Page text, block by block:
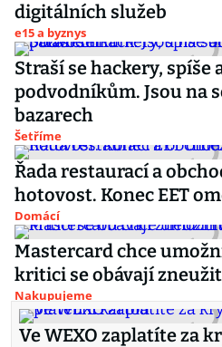
digitálních služeb
e15 a byznys
Straší se hackery, spíše
podvodníkům. Jsou na
bazarech
Šetříme
Řada restaurací a
hotovost. Konec EET
Domácí
Mastercard chce
kritici se obávají
Nakupujeme
Ve WEXO zaplatíte za